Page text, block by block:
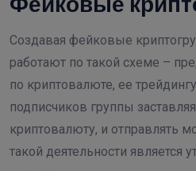
Создавая фейковые
работают по такой схеме –
по криптовалюте, ее
подписчиков группы
криптовалюту, и отправлять
такой деятельности является